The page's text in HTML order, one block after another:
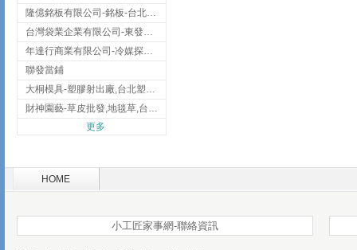
隆億銘板有限公司-銘板-台北銘板-板橋銘板
台灣袋業企業有限公司-東發企業社/台中太空袋/太空包
年達行商業有限公司-冷媒探漏儀,壓力錶組,真空泵浦,台北冷凍空調材料
聯發當鋪
大桐模具-塑膠射出廠,台北塑膠射出廠
財神園藝-草皮批發,地毯草,台北草,彰化地毯草,彰化台北草
更多
HOME
小工匠家事網-聯絡資訊